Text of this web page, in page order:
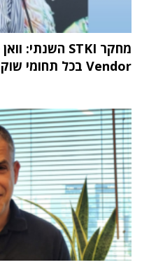
Vendor בכל תחומי שוק ה-IT